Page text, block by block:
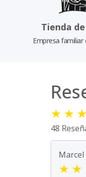
Tienda
Empresa familiar
★ ★ ★
48
Marcel
★ ★